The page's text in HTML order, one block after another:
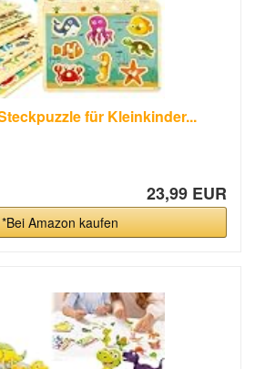
für Kleinkinder...
23,99 EUR
*Bei Amazon kaufen